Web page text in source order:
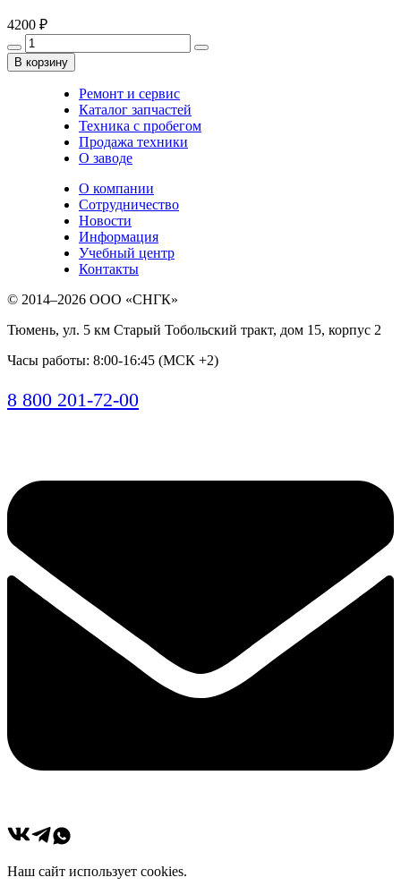
4200 ₽
В корзину
Ремонт и сервис
Каталог запчастей
Техника с пробегом
Продажа техники
О заводе
О компании
Сотрудничество
Новости
Информация
Учебный центр
Контакты
© 2014–2026 ООО «СНГК»
Тюмень, ул. 5 км Старый Тобольский тракт, дом 15, корпус 2
Часы работы: 8:00-16:45 (МСК +2)
8 800 201-72-00
Наш сайт использует cookies.